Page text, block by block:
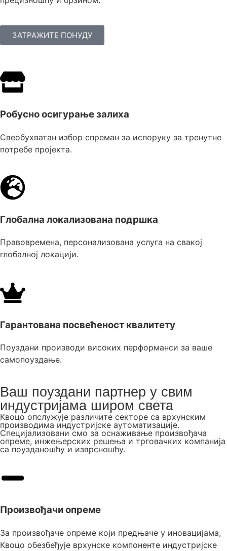
ЗАТРАЖИТЕ ПОНУДУ
Робусно осигурање залиха
Свеобухватан избор спреман за испоруку за тренутне
потребе пројекта.
Глобална локализована подршка
Правовремена, персонализована услуга на свакој
глобалној локацији.
Гарантована посвећеност квалитету
Поуздани производи високих перформанси за ваше
самопоуздање.
Ваш поуздани партнер у свим
индустријама широм света
Квоцо опслужује различите секторе са врхунским
производима индустријске аутоматизације.
Специјализовани смо за оснаживање произвођача
опреме, инжењерских решења и трговачких компанија
са поузданошћу и изврсношћу.
Произвођачи опреме
За произвођаче опреме који предњаче у иновацијама,
Квоцо обезбеђује врхунске компоненте индустријске